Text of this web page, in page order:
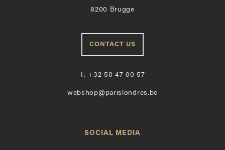
8200 Brugge
CONTACT US
T. +32 50 47 00 57
webshop@parislondres.be
SOCIAL MEDIA